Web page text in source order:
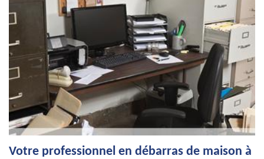
Votre professionnel en débarras de maison à